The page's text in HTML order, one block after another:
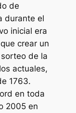
de
durante el
inicial era
crear un
de la
actuales,
1763.
en toda
2005 en